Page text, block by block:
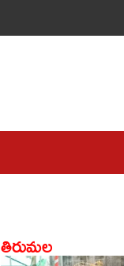
తిరుమల